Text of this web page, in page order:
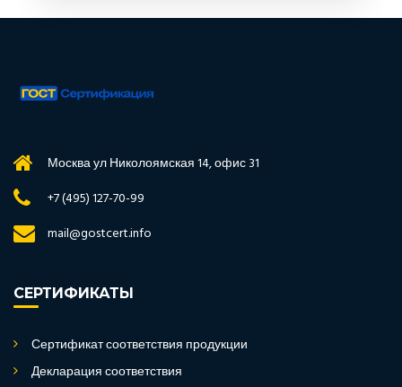
Москва ул Николоямская 14, офис 31
+7 (495) 127-70-99
mail@gostcert.info
СЕРТИФИКАТЫ
Сертификат соответствия продукции
Декларация соответствия